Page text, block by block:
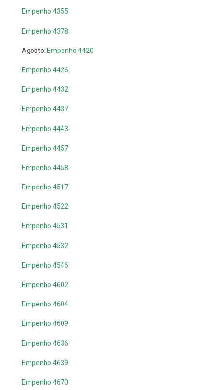
Empenho 4355
Empenho 4378
Agosto: Empenho 4420
Empenho 4426
Empenho 4432
Empenho 4437
Empenho 4443
Empenho 4457
Empenho 4458
Empenho 4517
Empenho 4522
Empenho 4531
Empenho 4532
Empenho 4546
Empenho 4602
Empenho 4604
Empenho 4609
Empenho 4636
Empenho 4639
Empenho 4670